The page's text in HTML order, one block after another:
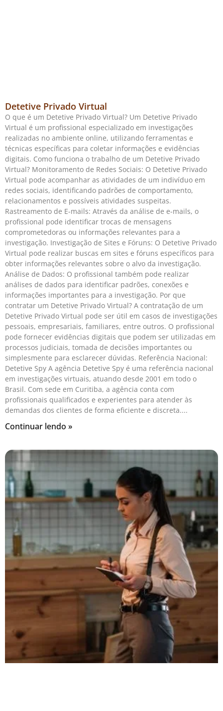
Detetive Privado Virtual
O que é um Detetive Privado Virtual? Um Detetive Privado
Virtual é um profissional especializado em investigações
realizadas no ambiente online, utilizando ferramentas e
técnicas específicas para coletar informações e evidências
digitais. Como funciona o trabalho de um Detetive Privado
Virtual? Monitoramento de Redes Sociais: O Detetive Privado
Virtual pode acompanhar as atividades de um indivíduo em
redes sociais, identificando padrões de comportamento,
relacionamentos e possíveis atividades suspeitas.
Rastreamento de E-mails: Através da análise de e-mails, o
profissional pode identificar trocas de mensagens
comprometedoras ou informações relevantes para a
investigação. Investigação de Sites e Fóruns: O Detetive Privado
Virtual pode realizar buscas em sites e fóruns específicos para
obter informações relevantes sobre o alvo da investigação.
Análise de Dados: O profissional também pode realizar
análises de dados para identificar padrões, conexões e
informações importantes para a investigação. Por que
contratar um Detetive Privado Virtual? A contratação de um
Detetive Privado Virtual pode ser útil em casos de investigações
pessoais, empresariais, familiares, entre outros. O profissional
pode fornecer evidências digitais que podem ser utilizadas em
processos judiciais, tomada de decisões importantes ou
simplesmente para esclarecer dúvidas. Referência Nacional:
Detetive Spy A agência Detetive Spy é uma referência nacional
em investigações virtuais, atuando desde 2001 em todo o
Brasil. Com sede em Curitiba, a agência conta com
profissionais qualificados e experientes para atender às
demandas dos clientes de forma eficiente e discreta.
Continuar lendo »